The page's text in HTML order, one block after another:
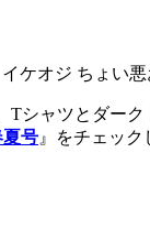
シャツとダー
夏号 』をチェック